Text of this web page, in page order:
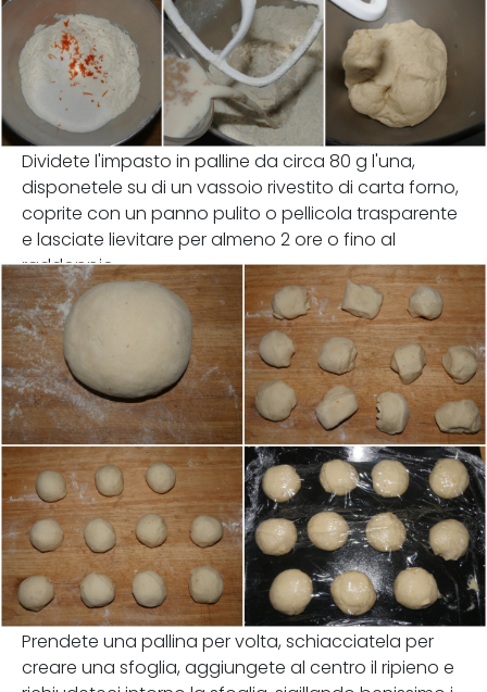
Dividete l'impasto in palline da circa 80 g l'una,
disponetele su di un vassoio rivestito di carta forno,
coprite con un panno pulito o pellicola trasparente
e lasciate lievitare per almeno 2 ore o fino al
raddoppio.
Prendete una pallina per volta, schiacciatela per
creare una sfoglia, aggiungete al centro il ripieno e